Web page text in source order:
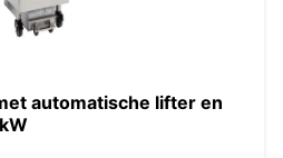
automatische lifter en